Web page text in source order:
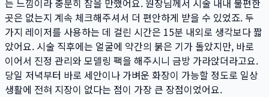
곳은 없는지 계속 체크해주셔서 더 편안하게 받을 수 있었죠. 두
가지 레이저를 사용하는 데 걸린 시간은 15분 내외로 생각보다 짧
았어요. 시술 직후에는 얼굴에 약간의 붉은 기가 돌았지만, 바로
이어서 진정 관리와 모델링 팩을 해주시니 금방 가라앉더라고요.
당일 저녁부터 바로 세안이나 가벼운 화장이 가능할 정도로 일상
생활에 전혀 지장이 없다는 점이 가장 큰 장점이었어요.